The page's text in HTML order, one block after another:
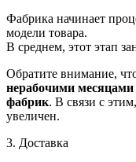
Фабрика начинает
модели товара.
В среднем, этот этап
Обратите внимание,
нерабочими
фабрик. В связи с
увеличен.
3. Доставка